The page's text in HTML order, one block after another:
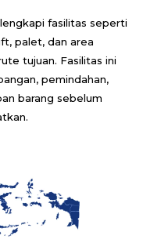
fasilitas seperti
palet, dan area
tujuan. Fasilitas ini
pemindahan,
barang sebelum